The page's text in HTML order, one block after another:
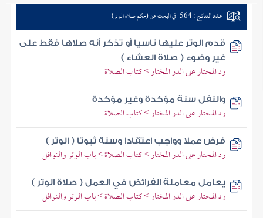
عدد النتائج : 564 في البحث عن (حكم صلاة الوتر)
قدم الوتر عليها ناسيا أو تذكر أنه صلاها فقط على
غير وضوء ( صلاة العشاء )
رد المحتار على الدر المختار > كتاب الصلاة
والنفل سنة مؤكدة وغير مؤكدة
رد المحتار على الدر المختار > كتاب الصلاة
فرض عملا وواجب اعتقادا وسنة ثبوتا ( الوتر )
رد المحتار على الدر المختار > كتاب الصلاة > باب الوتر والنوافل
يعامل معاملة الفرائض في العمل ( صلاة الوتر )
رد المحتار على الدر المختار > كتاب الصلاة > باب الوتر والنوافل